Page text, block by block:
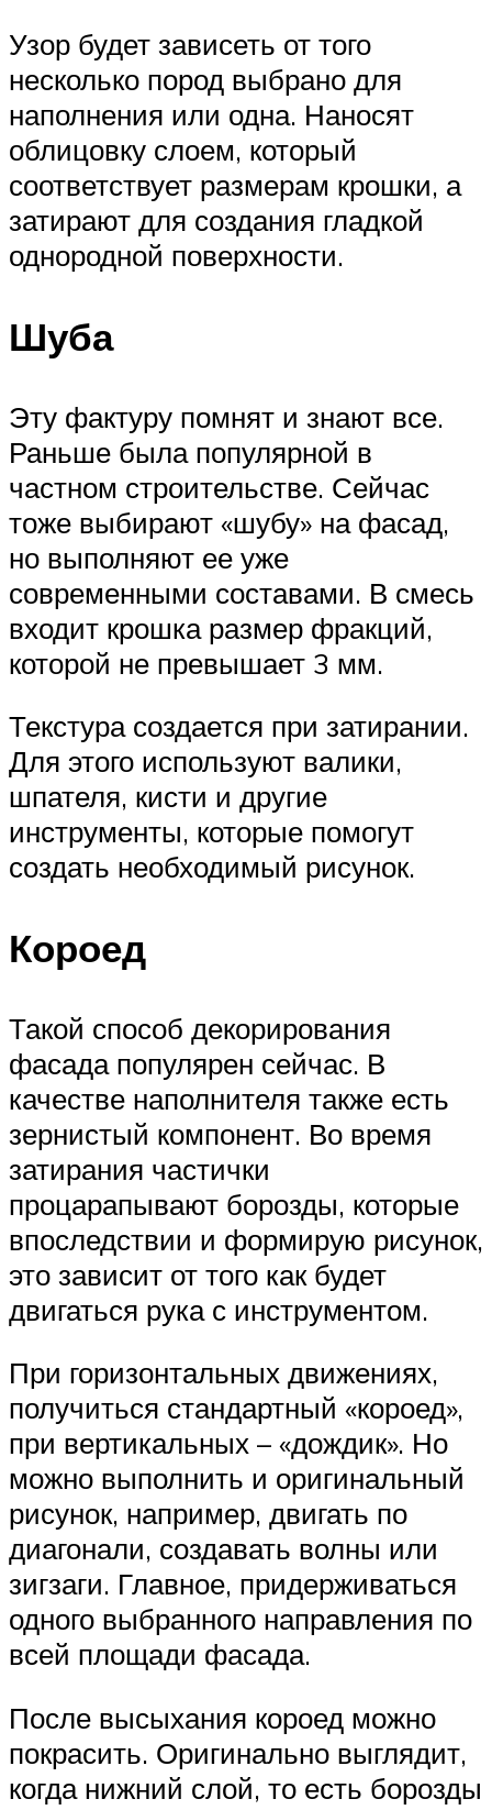
Узор будет зависеть от того
несколько пород выбрано для
наполнения или одна. Наносят
облицовку слоем, который
соответствует размерам крошки, а
затирают для создания гладкой
однородной поверхности.
Шуба
Эту фактуру помнят и знают все.
Раньше была популярной в
частном строительстве. Сейчас
тоже выбирают «шубу» на фасад,
но выполняют ее уже
современными составами. В смесь
входит крошка размер фракций,
которой не превышает 3 мм.
Текстура создается при затирании.
Для этого используют валики,
шпателя, кисти и другие
инструменты, которые помогут
создать необходимый рисунок.
Короед
Такой способ декорирования
фасада популярен сейчас. В
качестве наполнителя также есть
зернистый компонент. Во время
затирания частички
процарапывают борозды, которые
впоследствии и формирую рисунок,
это зависит от того как будет
двигаться рука с инструментом.
При горизонтальных движениях,
получиться стандартный «короед»,
при вертикальных – «дождик». Но
можно выполнить и оригинальный
рисунок, например, двигать по
диагонали, создавать волны или
зигзаги. Главное, придерживаться
одного выбранного направления по
всей площади фасада.
После высыхания короед можно
покрасить. Оригинально выглядит,
когда нижний слой, то есть борозды